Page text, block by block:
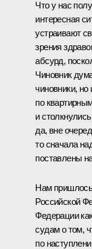
Что у нас
интересная
устраивают
зрения
абсурд,
Чиновник
чиновники,
по
и
да, вне
то сначала
поставлены
Нам
Российской
Федерации
судам о том,
по